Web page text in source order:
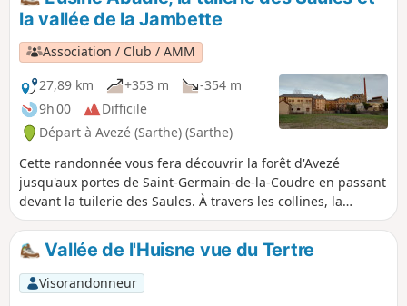
la vallée de la Jambette
Association / Club / AMM
27,89 km
+353 m
-354 m
9h 00
Difficile
Départ à Avezé (Sarthe) (Sarthe)
Cette randonnée vous fera découvrir la forêt d'Avezé
jusqu'aux portes de Saint-Germain-de-la-Coudre en passant
devant la tuilerie des Saules. À travers les collines, la
randonnée passe par Le Theil, citée industrieuse siège des
ex-usines Abadie classée au patrimoine. Ensuite, par les
chemins creux, découverte de la vallée de la Jambette et
retour à Avezé par les bois de Beauvais et le panorama sur
la vallée de l'Huisne.
Vallée de l'Huisne vue du Tertre
Visorandonneur